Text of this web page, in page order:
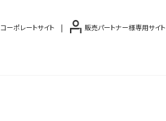
コーポレートサイト 販売パートナー様専用サイト